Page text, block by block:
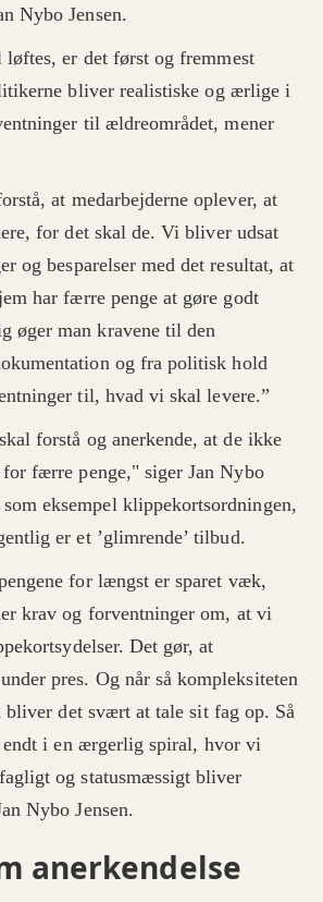
Nybo Jensen.
løftes, er det først og fremmest
bliver realistiske og ærlige i
til ældreområdet, mener
at medarbejderne oplever, at
for det skal de. Vi bliver udsat
og besparelser med det resultat, at
har færre penge at gøre godt
øger man kravene til den
og fra politisk hold
til, hvad vi skal levere.”
forstå og anerkende, at de ikke
færre penge," siger Jan Nybo
eksempel klippekortsordningen,
er et ’glimrende’ tilbud.
for længst er sparet væk,
krav og forventninger om, at vi
Det gør, at
pres. Og når så kompleksiteten
bliver det svært at tale sit fag op. Så
endt i en ærgerlig spiral, hvor vi
og statusmæssigt bliver
Nybo Jensen.
anerkendelse